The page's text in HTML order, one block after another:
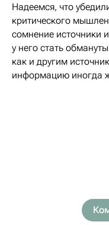
Надеемся, что
критического
сомнение источники
у него стать
как и другим
информацию иногда